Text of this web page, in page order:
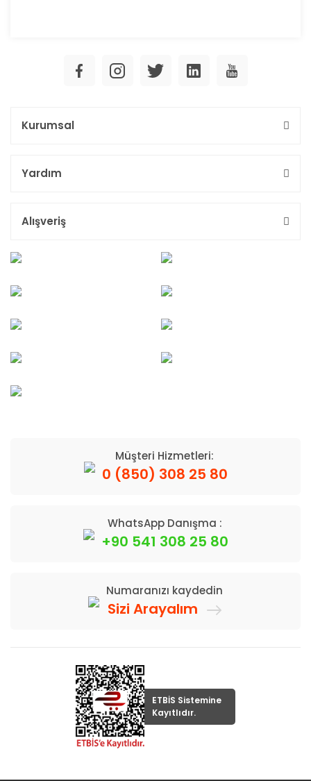
Kurumsal
Yardım
Alışveriş
Müşteri Hizmetleri:
0 (850) 308 25 80
WhatsApp Danışma :
+90 541 308 25 80
Numaranızı kaydedin
Sizi Arayalım
ETBİS Sistemine
Kayıtlıdır.